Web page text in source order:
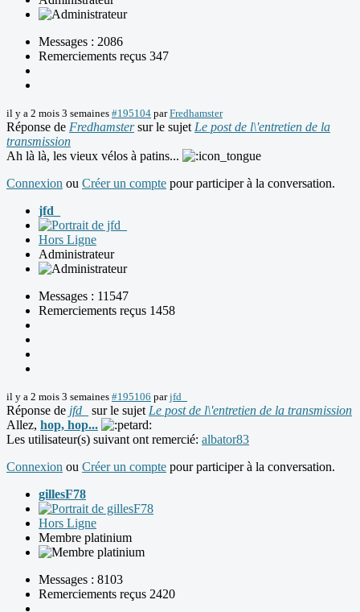
Messages : 2086
Remerciements reçus 347
il y a 2 mois 3 semaines #195104 parFredhamster
Réponse de Fredhamstersur le sujet Le post de l\'entretien de la
transmission
Ah là là, les vieux vélos à patins...
Connexion ou Créer un compte pour participer à la conversation.
jfd_
Hors Ligne
Administrateur
Messages : 11547
Remerciements reçus 1458
il y a 2 mois 3 semaines #195106 parjfd_
Réponse de jfd_ sur le sujet Le post de l\'entretien de la transmission
Allez, hop, hop...
Les utilisateur(s) suivant ont remercié: albator83
Connexion ou Créer un compte pour participer à la conversation.
gillesF78
Hors Ligne
Membre platinium
Messages : 8103
Remerciements reçus 2420